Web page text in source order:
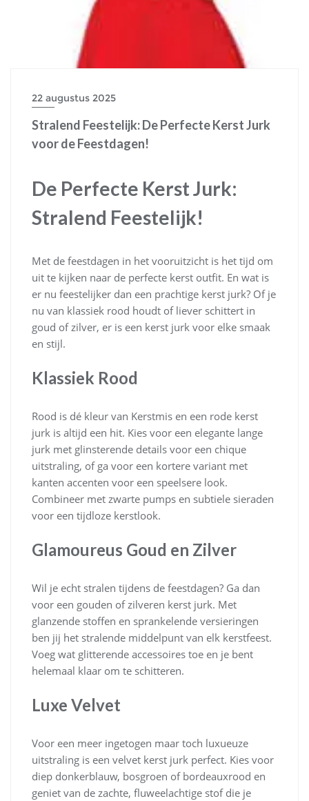
22 augustus 2025
Stralend Feestelijk: De Perfecte Kerst Jurk
voor de Feestdagen!
De Perfecte Kerst Jurk:
Stralend Feestelijk!
Met de feestdagen in het vooruitzicht is het tijd om
uit te kijken naar de perfecte kerst outfit. En wat is
er nu feestelijker dan een prachtige kerst jurk? Of je
nu van klassiek rood houdt of liever schittert in
goud of zilver, er is een kerst jurk voor elke smaak
en stijl.
Klassiek Rood
Rood is dé kleur van Kerstmis en een rode kerst
jurk is altijd een hit. Kies voor een elegante lange
jurk met glinsterende details voor een chique
uitstraling, of ga voor een kortere variant met
kanten accenten voor een speelsere look.
Combineer met zwarte pumps en subtiele sieraden
voor een tijdloze kerstlook.
Glamoureus Goud en Zilver
Wil je echt stralen tijdens de feestdagen? Ga dan
voor een gouden of zilveren kerst jurk. Met
glanzende stoffen en sprankelende versieringen
ben jij het stralende middelpunt van elk kerstfeest.
Voeg wat glitterende accessoires toe en je bent
helemaal klaar om te schitteren.
Luxe Velvet
Voor een meer ingetogen maar toch luxueuze
uitstraling is een velvet kerst jurk perfect. Kies voor
diep donkerblauw, bosgroen of bordeauxrood en
geniet van de zachte, fluweelachtige stof die je